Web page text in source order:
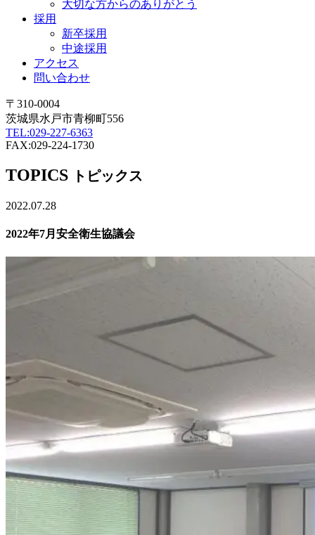
大切な方からのありがとう
採用
新卒採用
中途採用
アクセス
問い合わせ
〒310-0004
茨城県水戸市青柳町556
TEL:029-227-6363
FAX:029-224-1730
TOPICS トピックス
2022.07.28
2022年7月安全衛生協議会